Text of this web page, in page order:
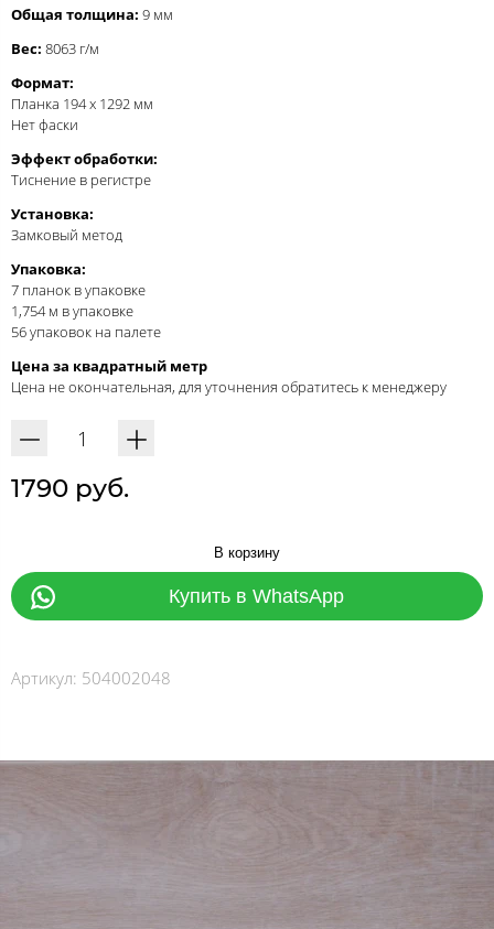
Общая толщина: 9 мм
Вес: 8063 г/м
Формат:
Планка 194 x 1292 мм
Нет фаски
Эффект обработки:
Тиснение в регистре
Установка:
Замковый метод
Упаковка:
7 планок в упаковке
1,754 м в упаковке
56 упаковок на палете
Цена за квадратный метр
Цена не окончательная, для уточнения обратитесь к менеджеру
1790 руб.
В корзину
Купить в WhatsApp
Артикул: 504002048